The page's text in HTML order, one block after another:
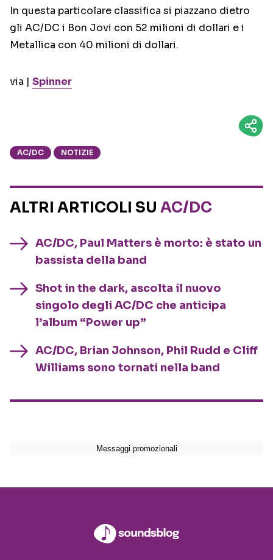
In questa particolare classifica si piazzano dietro
gli AC/DC i Bon Jovi con 52 milioni di dollari e i
Metallica con 40 milioni di dollari.
via | Spinner
AC/DC NOTIZIE
ALTRI ARTICOLI SU AC/DC
AC/DC, Paul Matters è morto: è stato un
bassista della band
Shot in the dark, ascolta il nuovo
singolo degli AC/DC che anticipa
l’album “Power up”
AC/DC, Brian Johnson, Phil Rudd e Cliff
Williams sono tornati nella band